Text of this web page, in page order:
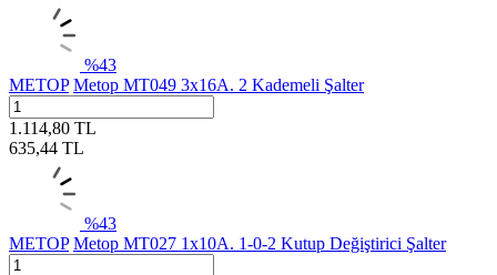
%43
METOP Metop MT049 3x16A. 2 Kademeli Şalter
1.114,80 TL
635,44 TL
%43
METOP Metop MT027 1x10A. 1-0-2 Kutup Değiştirici Şalter